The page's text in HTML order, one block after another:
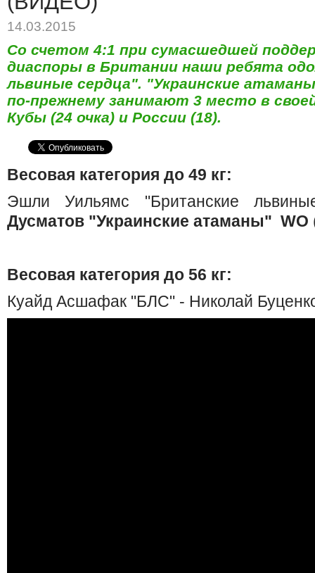
14.03.2015
Со счетом 4:1 при сумасшедшей
диаспоры в Британии наши ребята
львиные сердца". "Украинские
по-прежнему занимают 3 место в
Кубы (24 очка) и России (18).
Весовая категория до 49 кг:
Эшли Уильямс "Британские
Дусматов "Украинские атаманы" WO
Весовая категория до 56 кг:
Куайд Асшафак "БЛС" - Николай